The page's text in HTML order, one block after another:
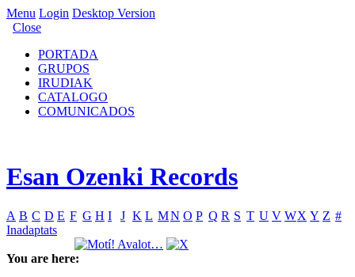
Menu Login Desktop Version
Close
PORTADA
GRUPOS
IRUDIAK
CATALOGO
COMUNICADOS
Esan Ozenki Records
A B C D E F G H I J K L MN O P Q R S T U V WX Y Z #
Inadaptats
You are here: